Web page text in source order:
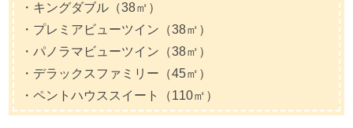
・キングダブル（38㎡）
・プレミアビューツイン（38㎡）
・パノラマビューツイン（38㎡）
・デラックスファミリー（45㎡）
・ペントハウススイート（110㎡）